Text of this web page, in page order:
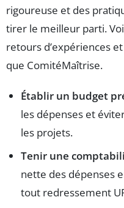
rigoureuse et des
tirer le meilleur parti.
retours d’expériences
que ComitéMaîtrise.
Établir un budget
les dépenses et
les projets.
Tenir une
nette des dépenses
tout redressement